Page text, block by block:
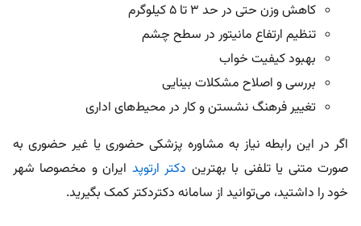
کاهش وزن حتی در حد ۳ تا ۵ کیلوگرم
تنظیم ارتفاع مانیتور در سطح چشم
بهبود کیفیت خواب
بررسی و اصلاح مشکلات بینایی
تغییر فرهنگ نشستن و کار در محیط‌های اداری
اگر در این رابطه نیاز به مشاوره پزشکی حضوری یا غیر حضوری به
صورت متنی یا تلفنی با بهترین دکتر ارتوپد ایران و مخصوصا شهر
خود را داشتید، می‌توانید از سامانه دکتردکتر کمک بگیرید.